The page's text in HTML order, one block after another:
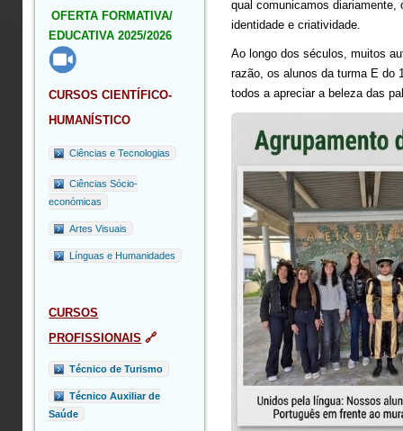
qual comunicamos diariamente,
identidade e criatividade.
Ao longo dos séculos, muitos
razão, os alunos da turma E do
todos a apreciar a beleza das
OFERTA FORMATIVA/
EDUCATIVA 2025/2026
CURSOS CIENTÍFICO-
HUMANÍSTICO
Ciências e Tecnologias
Ciências Sócio-
económicas
Artes Visuais
Línguas e Humanidades
CURSOS
PROFISSIONAIS 🔗
Técnico de Turismo
Técnico Auxiliar de
Saúde